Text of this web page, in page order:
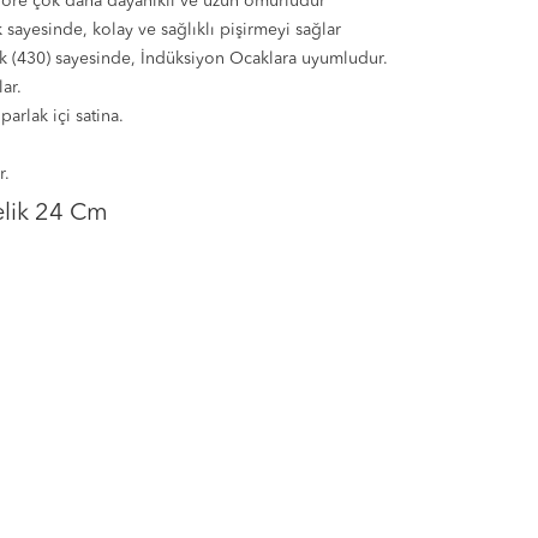
kolay ve sağlıklı pişirmeyi sağlar
(430) sayesinde, İndüksiyon Ocaklara uyumludur.
içi satina.
24 Cm